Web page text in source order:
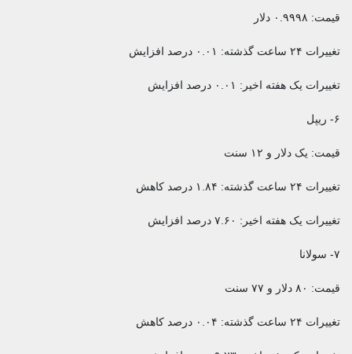
قیمت: ۰.۹۹۹۸ دلار
تغییرات ۲۴ ساعت گذشته: ۰.۰۱ درصد افزایش
تغییرات یک هفته اخیر: ۰.۰۱ درصد افزایش
۶- ریپل
قیمت: یک دلار و ۱۲ سنت
تغییرات ۲۴ ساعت گذشته: ۱.۸۴ درصد کاهش
تغییرات یک هفته اخیر: ۷.۶۰ درصد افزایش
۷- سولانا
قیمت: ۸۰ دلار و ۷۷ سنت
تغییرات ۲۴ ساعت گذشته: ۰.۰۴ درصد کاهش